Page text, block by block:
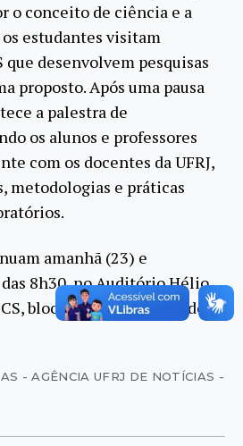
o conceito de ciência e a
estudantes visitam
que desenvolvem pesquisas
proposto. Após uma pausa
a palestra de
os alunos e professores
com os docentes da UFRJ,
metodologias e práticas
amanhã (23) e
8h30, no Auditório Hélio
bloco K, 2° andar, Cidade
- AGÊNCIA UFRJ DE NOTÍCIAS -